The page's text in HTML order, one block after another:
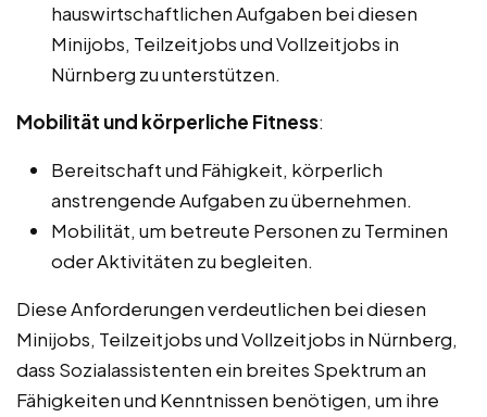
hauswirtschaftlichen Aufgaben bei diesen
Minijobs, Teilzeitjobs und Vollzeitjobs in
Nürnberg zu unterstützen.
Mobilität und körperliche Fitness:
Bereitschaft und Fähigkeit, körperlich
anstrengende Aufgaben zu übernehmen.
Mobilität, um betreute Personen zu Terminen
oder Aktivitäten zu begleiten.
Diese Anforderungen verdeutlichen bei diesen
Minijobs, Teilzeitjobs und Vollzeitjobs in Nürnberg,
dass Sozialassistenten ein breites Spektrum an
Fähigkeiten und Kenntnissen benötigen, um ihre